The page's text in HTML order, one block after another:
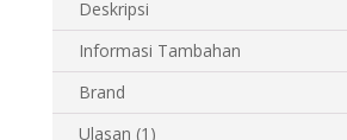
Deskripsi
Informasi Tambahan
Brand
Ulasan (1)